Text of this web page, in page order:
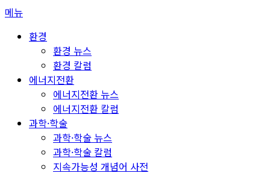
콘
메뉴
환경
환경 뉴스
환경 칼럼
에너지전환
에너지전환 뉴스
에너지전환 칼럼
과학·학술
과학·학술 뉴스
과학·학술 칼럼
지속가능성 개념어 사전